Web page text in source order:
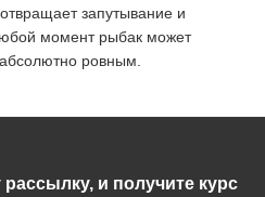
запутывание и
момент рыбак может
ровным.
и получите курс